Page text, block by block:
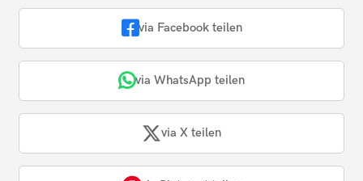
via Facebook teilen
via WhatsApp teilen
via X teilen